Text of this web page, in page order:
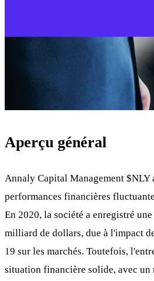
Aperçu général
Annaly Capital Management $NLY
performances financières
En 2020, la société a enregistré
milliard de dollars, due à l'impact
19 sur les marchés. Toutefois,
situation financière solide, avec un